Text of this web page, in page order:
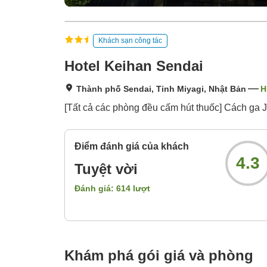
Khách sạn công tác
Hotel Keihan Sendai
Thành phố Sendai, Tỉnh Miyagi, Nhật Bản
[Tất cả các phòng đều cấm hút thuốc] Cách
Điểm đánh giá của khách
Tuyệt vời
Đánh giá: 614 lượt
4.3
Khám phá gói giá và phòng